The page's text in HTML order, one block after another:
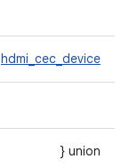
hdmi_cec_device
union {